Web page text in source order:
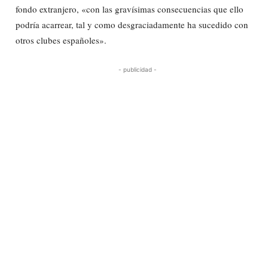
fondo extranjero, «con las gravísimas consecuencias que ello
podría acarrear, tal y como desgraciadamente ha sucedido con
otros clubes españoles».
- publicidad -